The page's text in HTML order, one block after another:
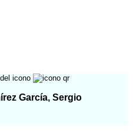
García, Sergio